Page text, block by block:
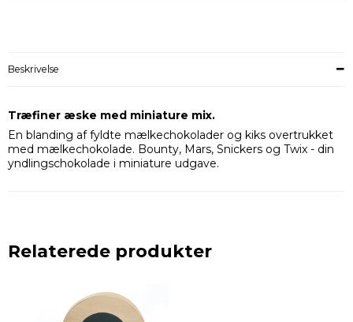
Beskrivelse
Træfiner æske med miniature mix.
En blanding af fyldte mælkechokolader og kiks overtrukket
med mælkechokolade. Bounty, Mars, Snickers og Twix - din
yndlingschokolade i miniature udgave.
Relaterede produkter